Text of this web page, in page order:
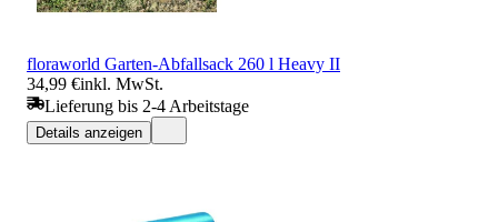
floraworld Garten-Abfallsack 260 l Heavy II
34,99 €inkl. MwSt.
Lieferung bis 2-4 Arbeitstage
Details anzeigen